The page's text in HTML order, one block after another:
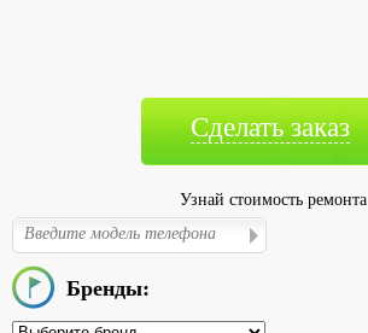
Сделать заказ
Узнай стоимость ремонта
Бренды: